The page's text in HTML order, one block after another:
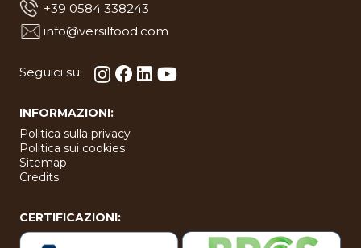
+39 0584 338243
info@versilfood.com
Seguici su:
INFORMAZIONI:
Politica sulla privacy
Politica sui cookies
Sitemap
Credits
CERTIFICAZIONI: